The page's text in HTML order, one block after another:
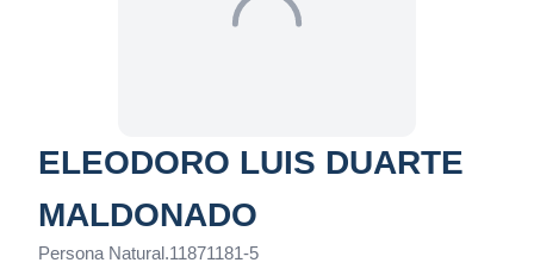
ELEODORO LUIS DUARTE
MALDONADO
Persona Natural.11871181-5